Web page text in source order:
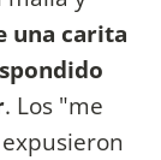
una carita
. Los "me